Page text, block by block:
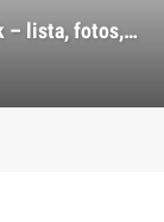
– lista, fotos,…